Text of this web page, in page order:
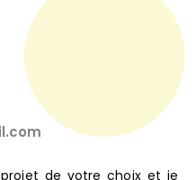
de votre choix et je